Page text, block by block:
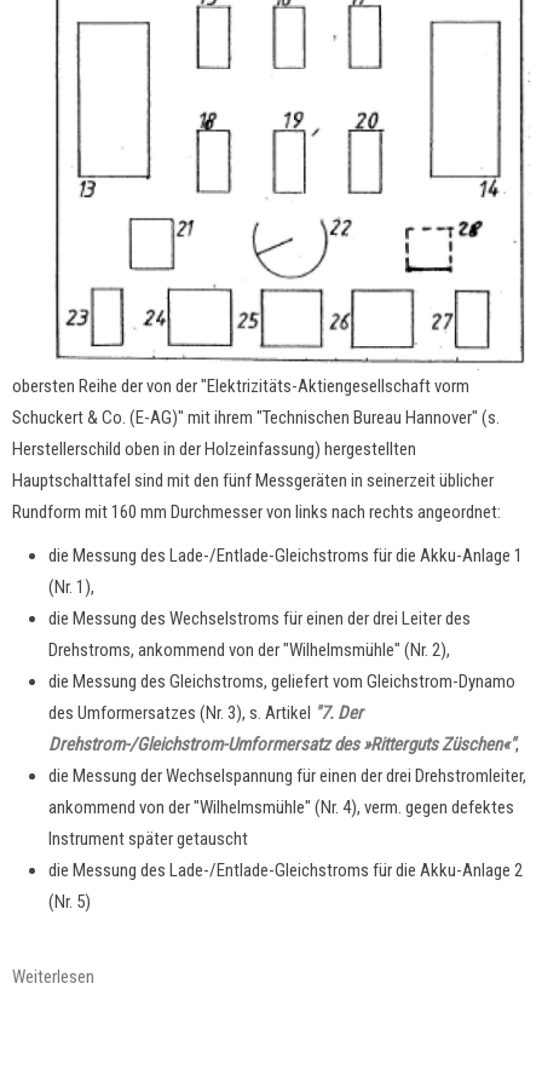
obersten Reihe der von der "Elektrizitäts-Aktiengesellschaft vorm
Schuckert & Co. (E-AG)" mit ihrem "Technischen Bureau Hannover" (s.
Herstellerschild oben in der Holzeinfassung) hergestellten
Hauptschalttafel sind mit den fünf Messgeräten in seinerzeit üblicher
Rundform mit 160 mm Durchmesser von links nach rechts angeordnet:
die Messung des Lade-/Entlade-Gleichstroms für die Akku-Anlage 1
(Nr. 1),
die Messung des Wechselstroms für einen der drei Leiter des
Drehstroms, ankommend von der "Wilhelmsmühle" (Nr. 2),
die Messung des Gleichstroms, geliefert vom Gleichstrom-Dynamo
des Umformersatzes (Nr. 3), s. Artikel "7. Der
Drehstrom-/Gleichstrom-Umformersatz des »Ritterguts Züschen«",
die Messung der Wechselspannung für einen der drei Drehstromleiter,
ankommend von der "Wilhelmsmühle" (Nr. 4), verm. gegen defektes
Instrument später getauscht
die Messung des Lade-/Entlade-Gleichstroms für die Akku-Anlage 2
(Nr. 5)
Weiterlesen